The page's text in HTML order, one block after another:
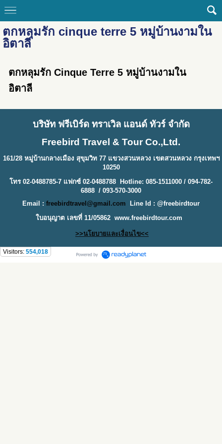
ตกหลุมรัก cinque terre 5 หมู่บ้านงามใน
อิตาลี
ตกหลุมรัก Cinque Terre 5 หมู่บ้านงามใน
อิตาลี
บริษัท ฟรีเบิร์ด ทราเวิล แอนด์ ทัวร์ จำกัด
Freebird Travel & Tour Co.,Ltd.
161/28 หมู่บ้านกลางเมือง สุขุมวิท 77 แขวงสวนหลวง เขตสวนหลวง กรุงเทพฯ
10250
โทร 02-0488785-7 แฟกซ์ 02-0488788 Hotline: 085-1511000 / 094-782-
6888 / 093-570-3000
Email : freebirdtravel@gmail.com
Line Id : @freebirdtour
ใบอนุญาต เลขที่ 11/05862 www.freebirdtour.com
>>นโยบายและเงื่อนไข<<
Visitors: 554,018